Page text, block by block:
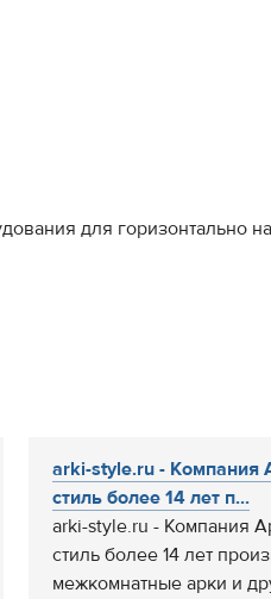
для горизонтально
arki-style.ru - Компания
стиль более 14 лет п...
arki-style.ru - Компания
стиль более 14 лет
межкомнатные арки и